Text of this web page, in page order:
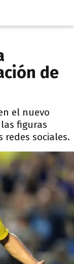
de
el nuevo
figuras
sociales.